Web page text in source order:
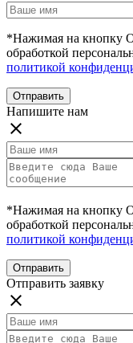
*Нажимая на кнопку
обработкой
политикой
Отправить
Напишите нам
close
*Нажимая на кнопку
обработкой
политикой
Отправить
Отправить заявку
close